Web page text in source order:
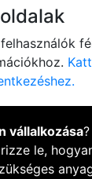
vállalkozása?
le,